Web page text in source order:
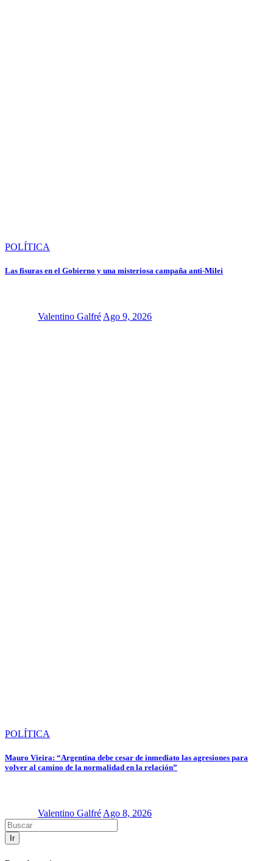
POLÍTICA
Las fisuras en el Gobierno y una misteriosa campaña anti-Milei
Valentino Galfré Ago 9, 2026
POLÍTICA
Mauro Vieira: “Argentina debe cesar de inmediato las agresiones para
volver al camino de la normalidad en la relación”
Valentino GalfréAgo 8, 2026
Ir